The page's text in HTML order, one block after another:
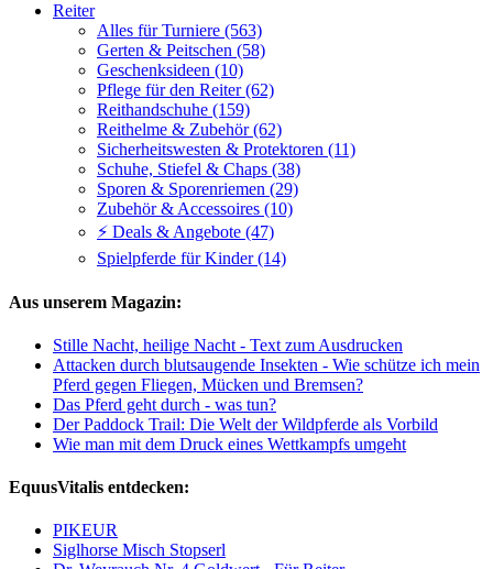
Reiter
Alles für Turniere (563)
Gerten & Peitschen (58)
Geschenksideen (10)
Pflege für den Reiter (62)
Reithandschuhe (159)
Reithelme & Zubehör (62)
Sicherheitswesten & Protektoren (11)
Schuhe, Stiefel & Chaps (38)
Sporen & Sporenriemen (29)
Zubehör & Accessoires (10)
⚡ Deals & Angebote (47)
Spielpferde für Kinder (14)
Aus unserem Magazin:
Stille Nacht, heilige Nacht - Text zum Ausdrucken
Attacken durch blutsaugende Insekten - Wie schütze ich mein
Pferd gegen Fliegen, Mücken und Bremsen?
Das Pferd geht durch - was tun?
Der Paddock Trail: Die Welt der Wildpferde als Vorbild
Wie man mit dem Druck eines Wettkampfs umgeht
EquusVitalis entdecken:
PIKEUR
Siglhorse Misch Stopserl